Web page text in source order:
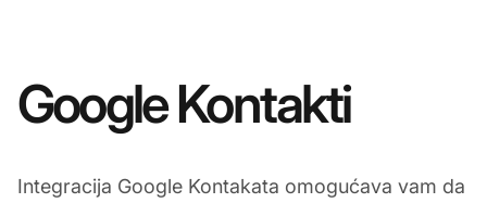
Google Kontakti
Integracija Google Kontakata omogućava vam da